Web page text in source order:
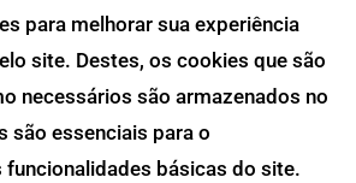
para melhorar sua experiência
site. Destes, os cookies que são
necessários são armazenados no
são essenciais para o
básicas do site.